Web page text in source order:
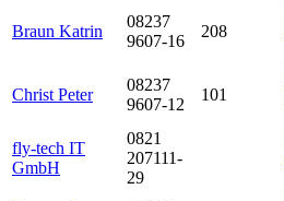
Braun Katrin
08237
9607-16
208
Christ Peter
08237
9607-12
101
fly-tech IT
GmbH
0821
207111-
29